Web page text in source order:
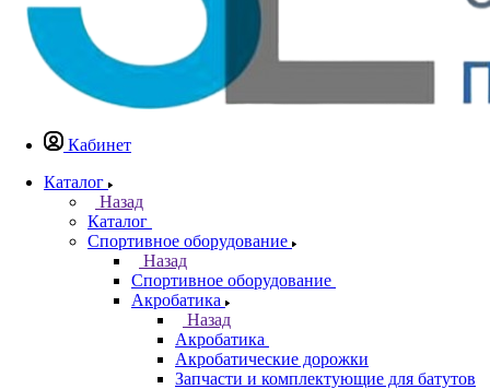
Кабинет
Каталог
Назад
Каталог
Спортивное оборудование
Назад
Спортивное оборудование
Акробатика
Назад
Акробатика
Акробатические дорожки
Запчасти и комплектующие для батутов